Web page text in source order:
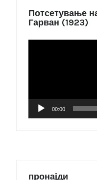
Потсетување
Гарван (1923)
00:00
пронајди